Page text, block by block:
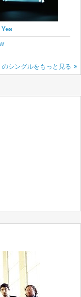
シングルをもっと見る